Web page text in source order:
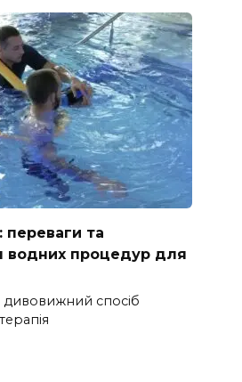
переваги та
водних процедур для
дивовижний спосіб